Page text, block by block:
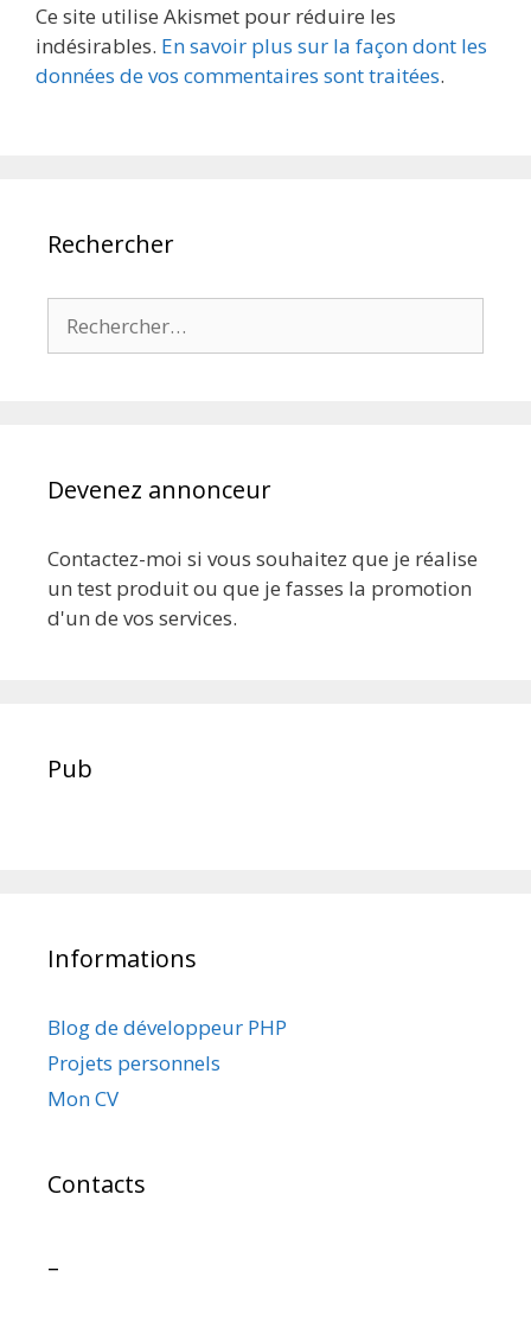
Ce site utilise Akismet pour réduire les
indésirables. En savoir plus sur la façon dont les
données de vos commentaires sont traitées.
Rechercher
Devenez annonceur
Contactez-moi si vous souhaitez que je réalise
un test produit ou que je fasses la promotion
d'un de vos services.
Pub
Informations
Blog de développeur PHP
Projets personnels
Mon CV
Contacts
–